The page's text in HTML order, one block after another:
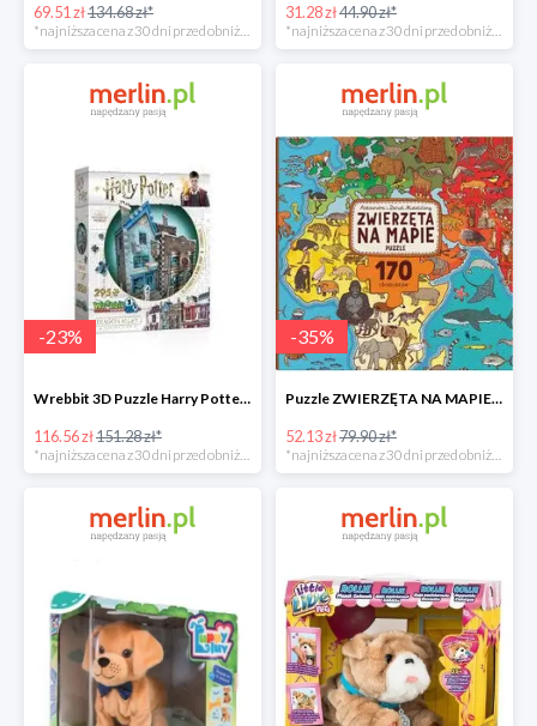
69.51 zł134.68 zł* 31.28 zł44.90 zł*
-23%
Wrebbit 3D Puzzle Harry Potter Ollivander's Wand Shop -23%
116.56 zł151.28 zł*
*najniższa cena z 30 dni przed obniżką
-35%
Puzzle ZWIERZĘTA NA MAPIE -35%
52.13 zł79.90 zł*
*najniższa cena z 30 dni przed obniżką